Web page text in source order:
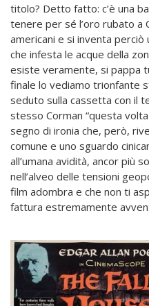
titolo? Detto fatto: c’è una
tenere per sé l’oro rubato a
americani e si inventa
che infesta le acque della
esiste veramente, si pappa
finale lo vediamo trionfante
seduto sulla cassetta con il
stesso Corman “questa
segno di ironia che, però,
comune e uno sguardo
all’umana avidità, ancor più
nell’alveo delle tensioni
film adombra e che non ti
fattura estremamente